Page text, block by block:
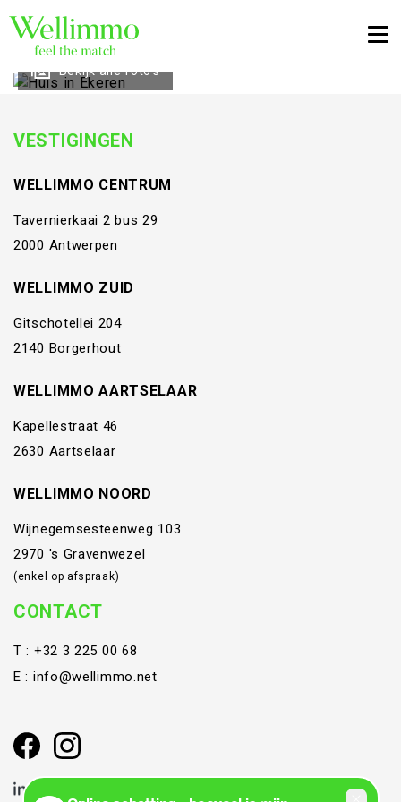
Bekijk alle foto's
VESTIGINGEN
WELLIMMO CENTRUM
Tavernierkaai 2 bus 29
2000 Antwerpen
WELLIMMO ZUID
Gitschotellei 204
2140 Borgerhout
WELLIMMO AARTSELAAR
Kapellestraat 46
2630 Aartselaar
WELLIMMO NOORD
Wijnegemsesteenweg 103
2970 's Gravenwezel
(enkel op afspraak)
CONTACT
T : +32 3 225 00 68
E : info@wellimmo.net